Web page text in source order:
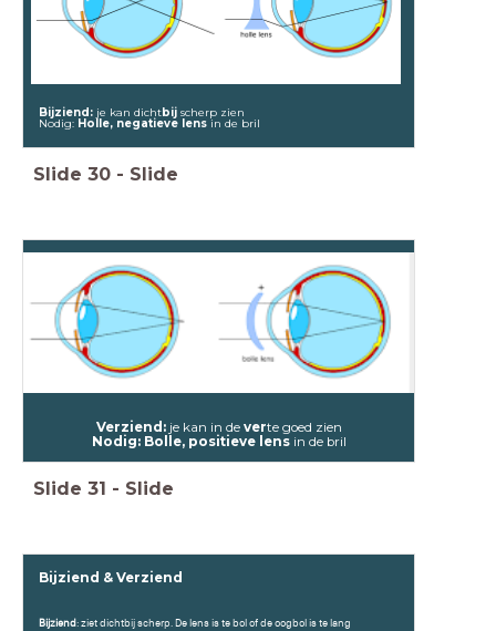
Bijziend: je kan dichtbijscherp zien
Nodig:Holle, negatieve lensin de bril
Slide 30 - Slide
Verziend: je kan in de verte goed zien
Nodig: Bolle, positieve lensin de bril
Slide 31 - Slide
Bijziend & Verziend
Bijziend: ziet dichtbij scherp. De lens is te bol of de oogbol is te lang